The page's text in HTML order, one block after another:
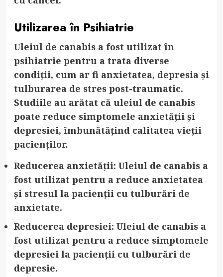
Utilizarea în Psihiatrie
Uleiul de canabis a fost utilizat în
psihiatrie pentru a trata diverse
condiții, cum ar fi anxietatea, depresia și
tulburarea de stres post-traumatic.
Studiile au arătat că uleiul de canabis
poate reduce simptomele anxietății și
depresiei, îmbunătățind calitatea vieții
pacienților.
Reducerea anxietății: Uleiul de canabis a
fost utilizat pentru a reduce anxietatea
și stresul la pacienții cu tulburări de
anxietate.
Reducerea depresiei: Uleiul de canabis a
fost utilizat pentru a reduce simptomele
depresiei la pacienții cu tulburări de
depresie.